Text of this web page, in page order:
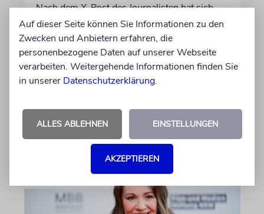
Nach dem X-Post des Journalisten hat sich
Felix Schotland, Vorstand der Synagogen-
Gemeinde Köln, an WDR-
Programmdirektorin Andrea Schafarczyk
gewandt. Wir dokumentieren das Schreiben
im Wortlaut
von Felix Schotland
07.08.2026
Auf dieser Seite können Sie Informationen zu den
Zwecken und Anbietern erfahren, die
personenbezogene Daten auf unserer Webseite
verarbeiten. Weitergehende Informationen finden Sie
in unserer Datenschutzerklärung.
ALLES ABLEHNEN EINSTELLUNGEN
AKZEPTIEREN